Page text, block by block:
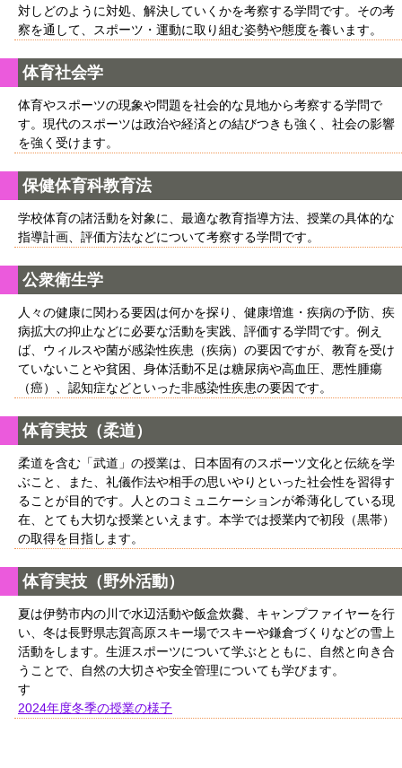
対しどのように対処、解決していくかを考察する学問です。その考
察を通して、スポーツ・運動に取り組む姿勢や態度を養います。
体育社会学
体育やスポーツの現象や問題を社会的な見地から考察する学問で
す。現代のスポーツは政治や経済との結びつきも強く、社会の影響
を強く受けます。
保健体育科教育法
学校体育の諸活動を対象に、最適な教育指導方法、授業の具体的な
指導計画、評価方法などについて考察する学問です。
公衆衛生学
人々の健康に関わる要因は何かを探り、健康増進・疾病の予防、疾
病拡大の抑止などに必要な活動を実践、評価する学問です。例え
ば、ウィルスや菌が感染性疾患（疾病）の要因ですが、教育を受け
ていないことや貧困、身体活動不足は糖尿病や高血圧、悪性腫瘍
（癌）、認知症などといった非感染性疾患の要因です。
体育実技（柔道）
柔道を含む「武道」の授業は、日本固有のスポーツ文化と伝統を学
ぶこと、また、礼儀作法や相手の思いやりといった社会性を習得す
ることが目的です。人とのコミュニケーションが希薄化している現
在、とても大切な授業といえます。本学では授業内で初段（黒帯）
の取得を目指します。
体育実技（野外活動）
夏は伊勢市内の川で水辺活動や飯盒炊爨、キャンプファイヤーを行
い、冬は長野県志賀高原スキー場でスキーや鎌倉づくりなどの雪上
活動をします。生涯スポーツについて学ぶとともに、自然と向き合
うことで、自然の大切さや安全管理についても学びます。
す
2024年度冬季の授業の様子